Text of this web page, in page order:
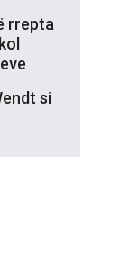
rrepta
si